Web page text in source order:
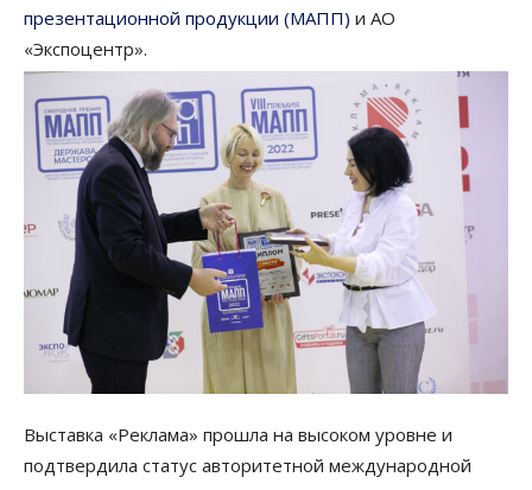
презентационной продукции (МАПП) и АО
«Экспоцентр».
Выставка «Реклама» прошла на высоком уровне и
подтвердила статус авторитетной международной